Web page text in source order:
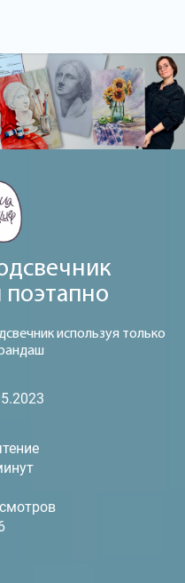
используя только